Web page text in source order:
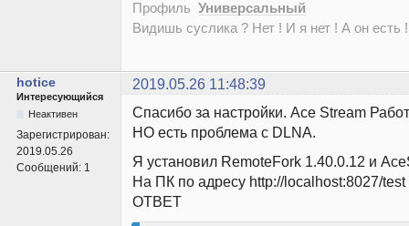
Профиль Универсальный
Видишь суслика ? Нет ! И я нет ! А он есть
hotice 2019.05.26 11:48:39
Интересующийся
Неактивен
Зарегистрирован:
2019.05.26
Сообщений: 1
Спасибо за настройки. Ace Stream
НО есть проблема с DLNA.
Я установил RemoteFork 1.40.0.12 и
На ПК по адресу http://localhost:8027/test
ОТВЕТ